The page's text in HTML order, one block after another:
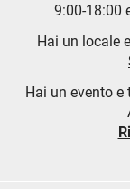
9:00-18:00
Hai un locale
Hai un evento e